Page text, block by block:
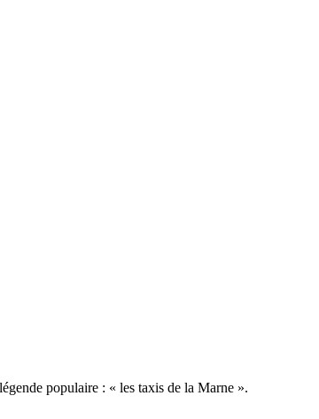
populaire : « les taxis de la Marne ».